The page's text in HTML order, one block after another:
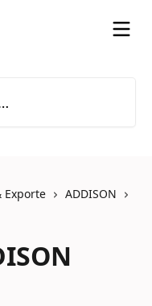
Exporte
ADDISON